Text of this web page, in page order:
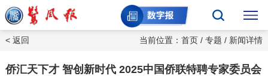
当前位置：首页 /专题 / 新闻详情
< 返回
侨汇天下才 智创新时代 2025中国侨联特聘专家委员会